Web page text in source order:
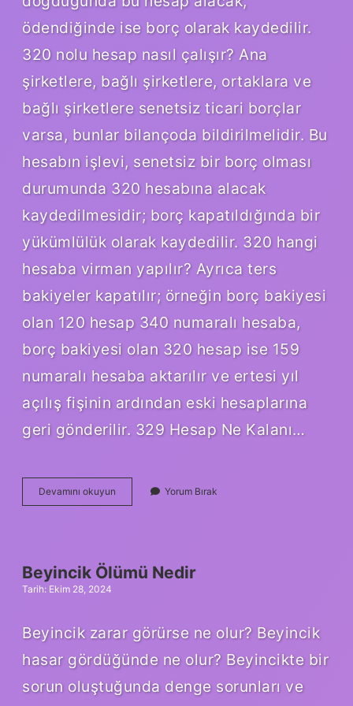
ödendiğinde ise borç olarak kaydedilir.
320 nolu hesap nasıl çalışır? Ana
şirketlere, bağlı şirketlere, ortaklara ve
bağlı şirketlere senetsiz ticari borçlar
varsa, bunlar bilançoda bildirilmelidir. Bu
hesabın işlevi, senetsiz bir borç olması
durumunda 320 hesabına alacak
kaydedilmesidir; borç kapatıldığında bir
yükümlülük olarak kaydedilir. 320 hangi
hesaba virman yapılır? Ayrıca ters
bakiyeler kapatılır; örneğin borç bakiyesi
olan 120 hesap 340 numaralı hesaba,
borç bakiyesi olan 320 hesap ise 159
numaralı hesaba aktarılır ve ertesi yıl
açılış fişinin ardından eski hesaplarına
geri gönderilir. 329 Hesap Ne Kalanı…
Devamını okuyun
Hesap
Yorum Bırak
Beyincik Ölümü Nedir
Tarih: Ekim 28, 2024
Beyincik zarar görürse ne olur? Beyincik
hasar gördüğünde ne olur? Beyincikte bir
sorun oluştuğunda denge sorunları ve